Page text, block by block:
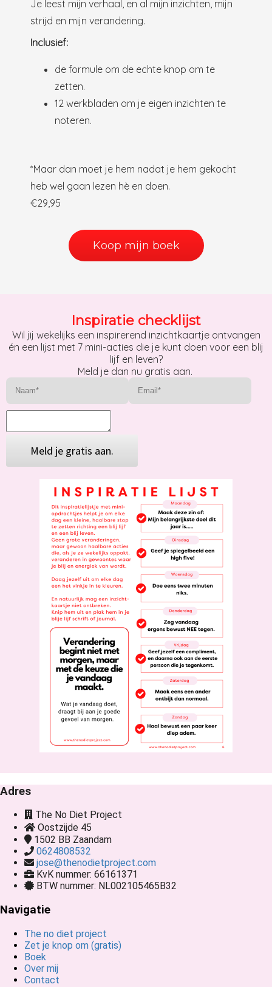
Je leest mijn verhaal, en al mijn inzichten, mijn
strijd en mijn verandering.
Inclusief:
de formule om de echte knop om te
zetten.
12 werkbladen om je eigen inzichten te
noteren.
*Maar dan moet je hem nadat je hem gekocht
heb wel gaan lezen hè en doen.
€29,95
Koop mijn boek
Inspiratie checklijst
Wil jij wekelijks een inspirerend inzichtkaartje ontvangen
én een lijst met 7 mini-acties die je kunt doen voor een blij
lijf en leven?
Meld je dan nu gratis aan.
Meld je gratis aan.
Adres
The No Diet Project
Oostzijde 45
1502 BB Zaandam
0624808532
jose@thenodietproject.com
KvK nummer: 66161371
BTW nummer: NL002105465B32
Navigatie
The no diet project
Zet je knop om (gratis)
Boek
Over mij
Contact